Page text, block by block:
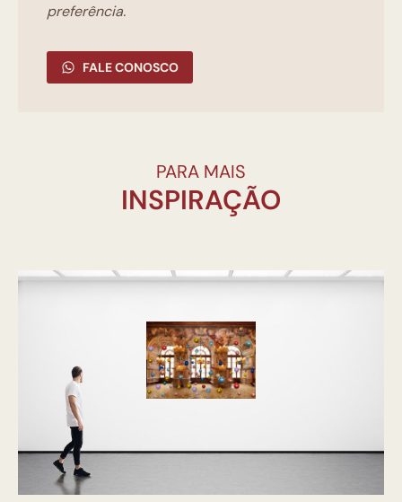
preferência.
FALE CONOSCO
PARA MAIS
INSPIRAÇÃO